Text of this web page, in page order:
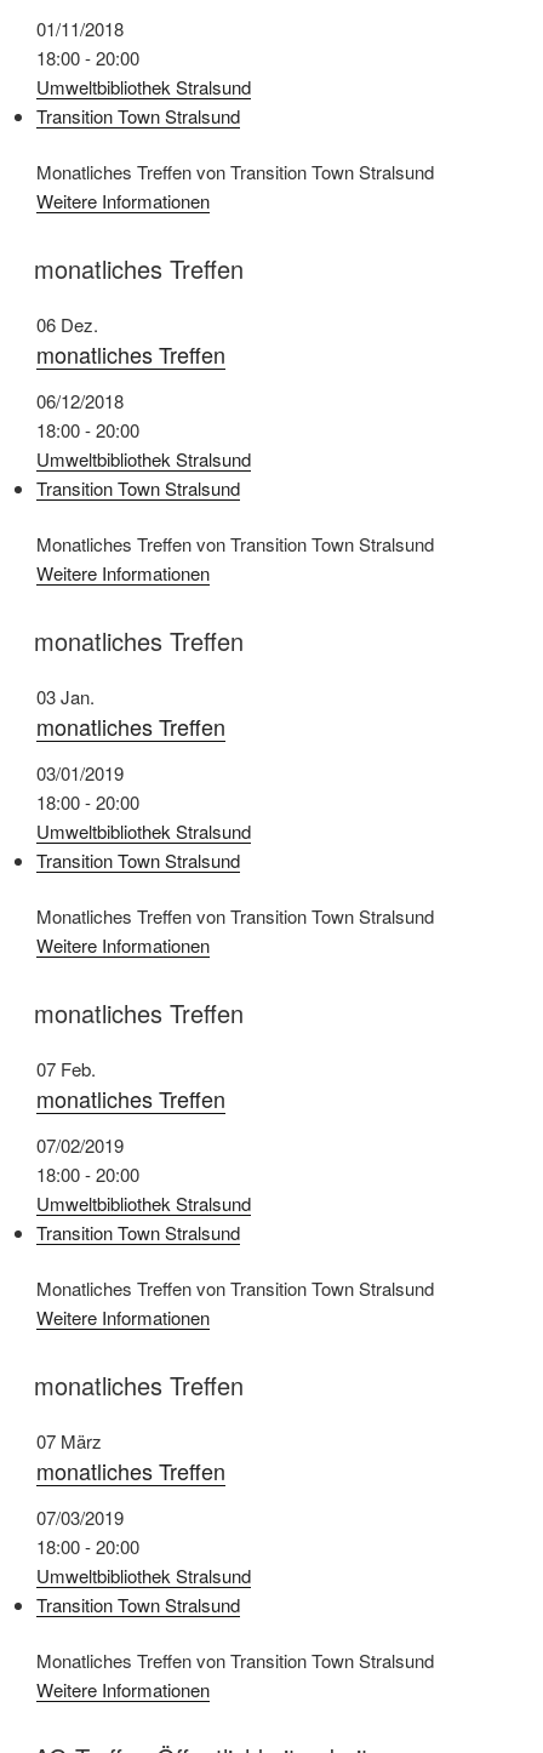
01/11/2018
18:00 - 20:00
Umweltbibliothek Stralsund
Transition Town Stralsund
Monatliches Treffen von Transition Town Stralsund
Weitere Informationen
monatliches Treffen
06 Dez.
monatliches Treffen
06/12/2018
18:00 - 20:00
Umweltbibliothek Stralsund
Transition Town Stralsund
Monatliches Treffen von Transition Town Stralsund
Weitere Informationen
monatliches Treffen
03Jan.
monatliches Treffen
03/01/2019
18:00 - 20:00
Umweltbibliothek Stralsund
Transition Town Stralsund
Monatliches Treffen von Transition Town Stralsund
Weitere Informationen
monatliches Treffen
07 Feb.
monatliches Treffen
07/02/2019
18:00 - 20:00
Umweltbibliothek Stralsund
Transition Town Stralsund
Monatliches Treffen von Transition Town Stralsund
Weitere Informationen
monatliches Treffen
07 März
monatliches Treffen
07/03/2019
18:00 - 20:00
Umweltbibliothek Stralsund
Transition Town Stralsund
Monatliches Treffen von Transition Town Stralsund
Weitere Informationen